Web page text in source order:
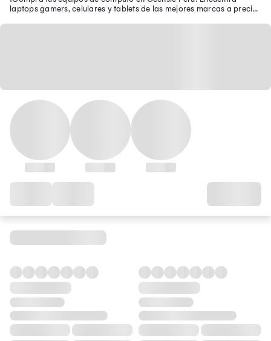
laptops gamers, celulares y tablets de las mejores marcas a precios